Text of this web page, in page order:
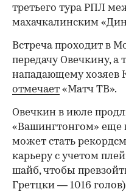
третьего тура РПЛ
махачкалинским
Встреча проходит в
передачу Овечкину, а
нападающему хозяев
отмечает «Матч ТВ».
Овечкин в июле
«Вашингтонгом» еще
может стать
карьеру с учетом
шайб, чтобы
Гретцки — 1016